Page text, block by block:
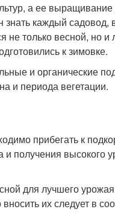
а ее
каждый садовод,
не только весной, но и
к зимовке.
и органические
и периода вегетации.
прибегать к
получения высокого
для лучшего
их следует в